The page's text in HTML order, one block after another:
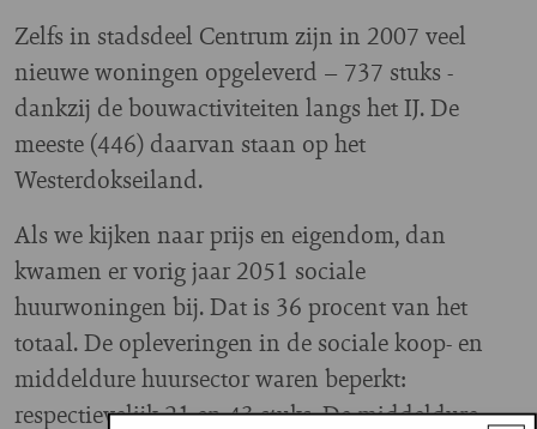
Zelfs in stadsdeel Centrum zijn in 2007 veel
nieuwe woningen opgeleverd – 737 stuks -
dankzij de bouwactiviteiten langs het IJ. De
meeste (446) daarvan staan op het
Westerdokseiland.
Als we kijken naar prijs en eigendom, dan
kwamen er vorig jaar 2051 sociale
huurwoningen bij. Dat is 36 procent van het
totaal. De opleveringen in de sociale koop- en
middeldure huursector waren beperkt:
respectievelijk 21 en 43 stuks. De middeldure